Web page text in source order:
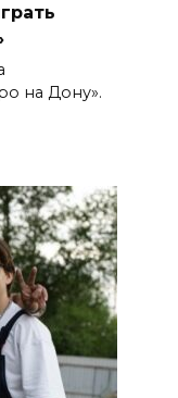
на Дону».